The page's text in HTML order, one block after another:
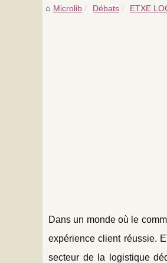
Microlib Débats ETXE
Dans un monde où le
expérience client réussie.
secteur de la logistique